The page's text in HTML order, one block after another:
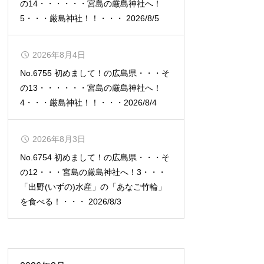
の14・・・・・・宮島の厳島神社へ！
5・・・厳島神社！！・・・ 2026/8/5
No.6755 初めまして！の広島県・・・そ
の13・・・・・・宮島の厳島神社へ！
4・・・厳島神社！！・・・2026/8/4
2026年8月4日
No.6754 初めまして！の広島県・・・そ
の12・・・宮島の厳島神社へ！3・・・
「出野(いずの)水産」の「あなご竹輪」
を食べる！・・・ 2026/8/3
2026年8月3日